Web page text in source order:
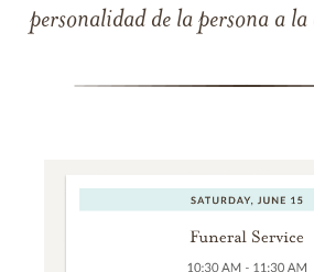
personalidad de la persona a